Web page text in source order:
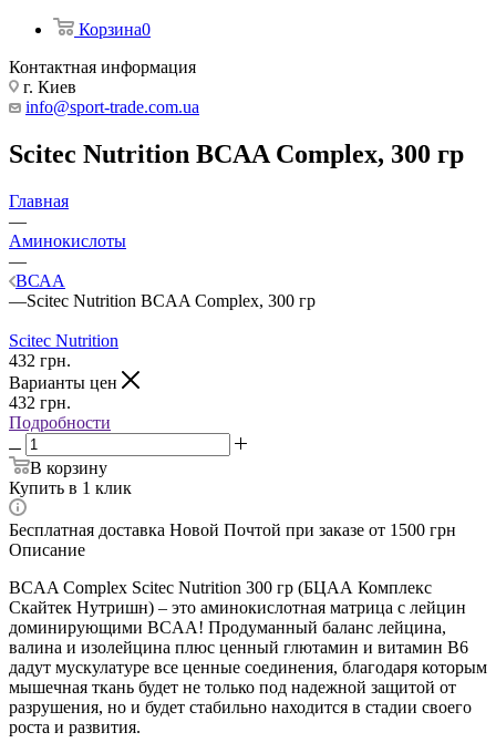
Корзина0
Контактная информация
г. Киев
info@sport-trade.com.ua
Scitec Nutrition BCAA Complex, 300 гр
Главная
—
Аминокислоты
—
ВСАА
—Scitec Nutrition BCAA Complex, 300 гр
Scitec Nutrition
432 грн.
Варианты цен
432 грн.
Подробности
В корзину
Купить в 1 клик
Бесплатная доставка Новой Почтой при заказе от 1500 грн
Описание
BCAA Complex Scitec Nutrition 300 гр (БЦАА Комплекс
Скайтек Нутришн) – это аминокислотная матрица с лейцин
доминирующими BCAA! Продуманный баланс лейцина,
валина и изолейцина плюс ценный глютамин и витамин В6
дадут мускулатуре все ценные соединения, благодаря которым
мышечная ткань будет не только под надежной защитой от
разрушения, но и будет стабильно находится в стадии своего
роста и развития.